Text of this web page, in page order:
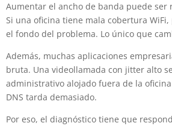
Aumentar el ancho de banda puede
Si una oficina tiene mala cobertura
el fondo del problema. Lo único que
Además, muchas aplicaciones
bruta. Una videollamada con jitter alto
administrativo alojado fuera de la
DNS tarda demasiado.
Por eso, el diagnóstico tiene que